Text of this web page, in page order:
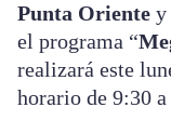
Punta Oriente y
el programa “
realizará este
horario de 9:30